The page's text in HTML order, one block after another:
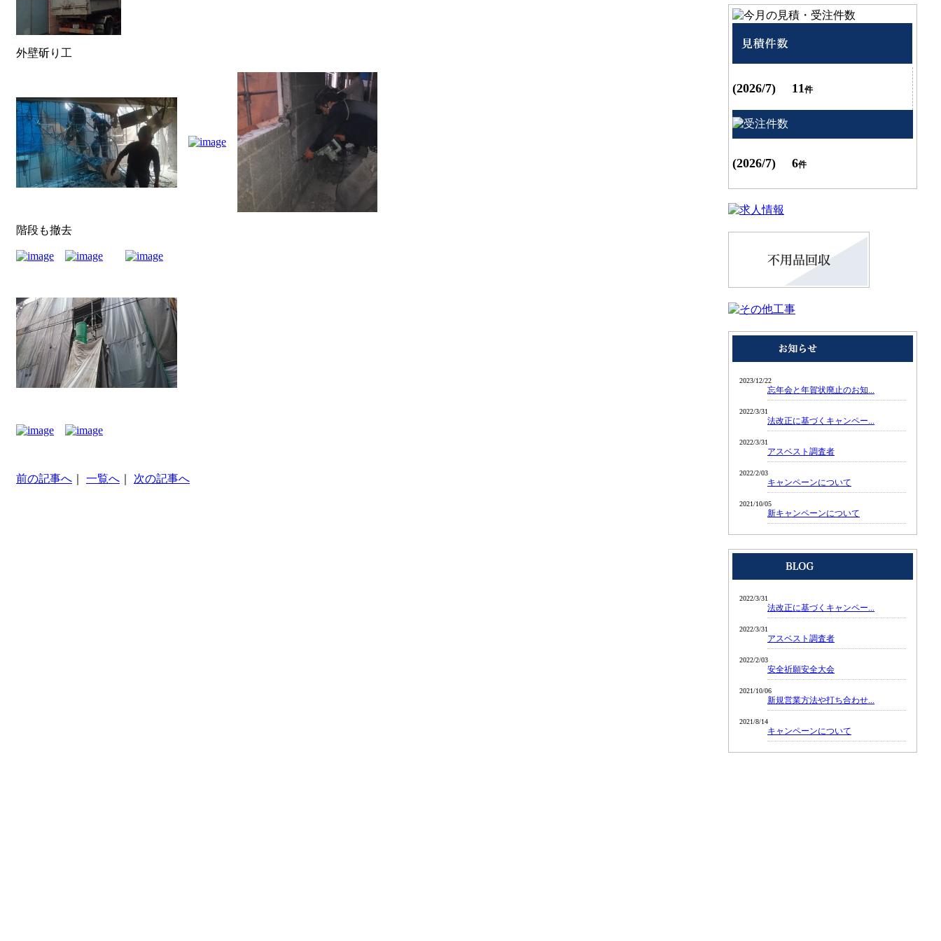
外壁斫り工
階段も撤去
前の記事へ 一覧へ 次の記事へ
(2026/7) 11件
(2026/7) 6件
2023/12/22
忘年会と年賀状廃止のお知...
2022/3/31
法改正に基づくキャンペー...
2022/3/31
アスベスト調査者
2022/2/03
キャンペーンについて
2021/10/05
新キャンペーンについて
2022/3/31
法改正に基づくキャンペー...
2022/3/31
アスベスト調査者
2022/2/03
安全祈願安全大会
2021/10/06
新規営業方法や打ち合わせ...
2021/8/14
キャンペーンについて